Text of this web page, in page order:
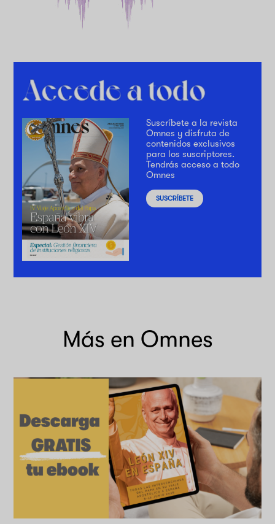
Suscríbete a la revista
Omnes y disfruta de
contenidos exclusivos
para los suscriptores.
Tendrás acceso a todo
Omnes
SUSCRÍBETE
Más en Omnes